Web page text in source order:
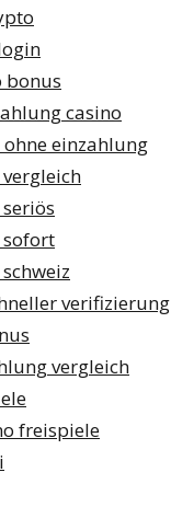
bonus
casino
einzahlung
sofort
verifizierung
vergleich
freispiele